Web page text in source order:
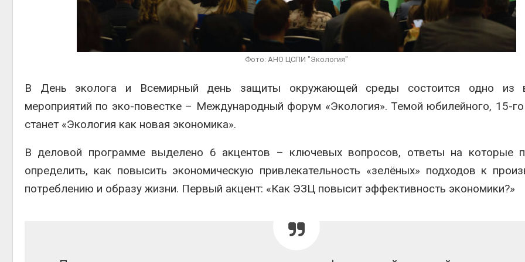
Фото: АНО ЦСПИ "Экология"
В День эколога и Всемирный день защиты окружающей среды состоится одно из
мероприятий по эко-повестке – Международный форум «Экология». Темой юбилейного, 15-
станет «Экология как новая экономика».
В деловой программе выделено 6 акцентов – ключевых вопросов, ответы на которые
определить, как повысить экономическую привлекательность «зелёных» подходов к
потреблению и образу жизни. Первый акцент: «Как ЭЗЦ повысит эффективность экономики?»
Суд запретил
использовать
крокодилов для охраны
сентябре
Авг 6, 2026
Европа теряет всё
больше лесной
биомассы из-за засух,
может
ближайшее время
Авг 6, 2026
В Ирбите
Авг 6, 2026